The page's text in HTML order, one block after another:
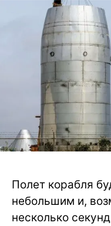
Полет корабля
небольшим и,
несколько